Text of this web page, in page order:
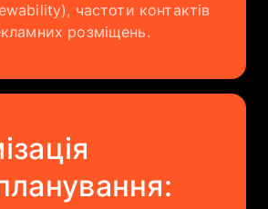
частоти контактів
розміщень.